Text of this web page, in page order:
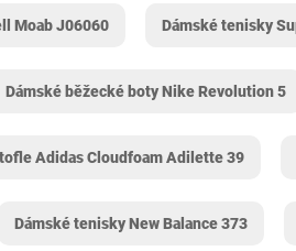
Moab J06060 Dámské tenisky
Dámské běžecké boty Nike Revolution 5
Adidas Cloudfoam Adilette 39
Dámské tenisky New Balance 373